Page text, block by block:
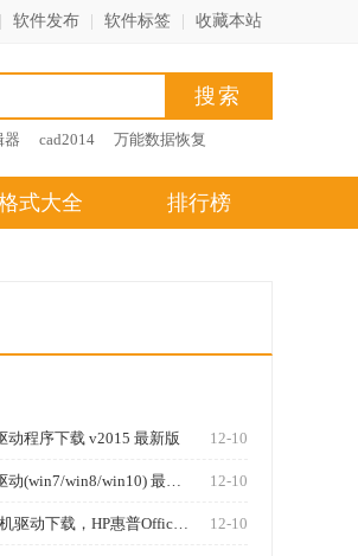
软件发布 软件标签 收藏本站
器 cad2014 万能数据恢复
式大全 排行榜
12-10
动程序下载 v2015 最新版
12-10
摄像头万能驱动(win7/win8/win10) 最新版
12-10
HP3620打印机驱动下载，HP惠普Officejet Pro 3620一体机驱动 v32.2 官方版